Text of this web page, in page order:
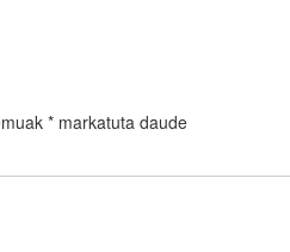
* markatuta daude